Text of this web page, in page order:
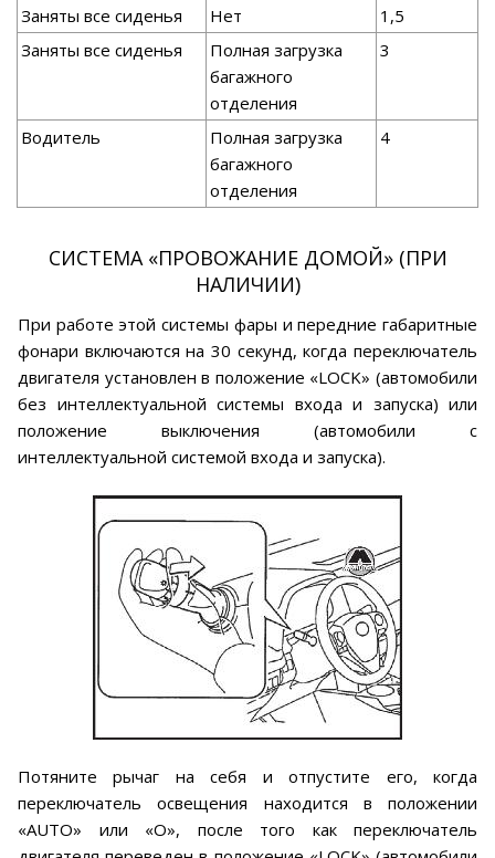
Заняты все сиденья Нет
1,5
Заняты все сиденья
Полная загрузка
багажного
отделения
3
Водитель
Полная загрузка
багажного
отделения
4
СИСТЕМА «ПРОВОЖАНИЕ ДОМОЙ» (ПРИ
НАЛИЧИИ)
При работе этой системы фары и передние габаритные
фонари включаются на 30 секунд, когда переключатель
двигателя установлен в положение «LOCK» (автомобили
без интеллектуальной системы входа и запуска) или
положение выключения (автомобили с
интеллектуальной системой входа и запуска).
Потяните рычаг на себя и отпустите его, когда
переключатель освещения находится в положении
«AUTO» или «О», после того как переключатель